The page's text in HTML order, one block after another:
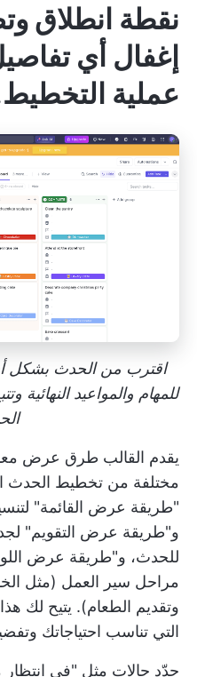
نقطة انطلاق
إغفال أي
عملية
اقترب من الحدث بشكل
للمهام والمواعيد النهائية
يقدم القالب طرق عرض
مختلفة من تخطيط الحدث
"طريقة عرض القائمة"
و"طريقة عرض التقويم"
للحدث، و"طريقة عرض
مراحل سير العمل (مثل
وتقديم الطعام). يتيح لك
التي تناسب احتياجاتك
حدّد حالات مثل "في انتظار